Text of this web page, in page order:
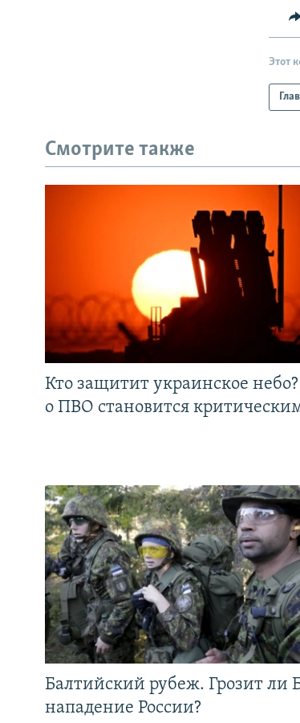
Этот
Смотрите также
Кто защитит украинское
о ПВО становится
Балтийский рубеж. Грозит ли
нападение России?